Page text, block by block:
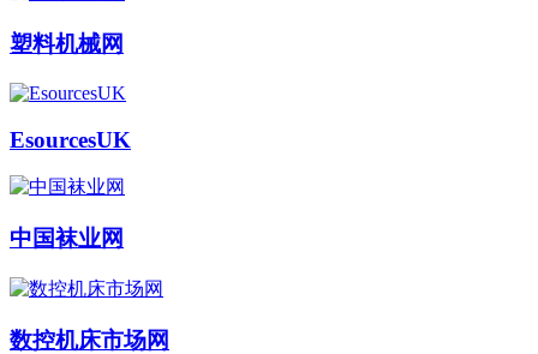
塑料机械网
EsourcesUK
中国袜业网
数控机床市场网